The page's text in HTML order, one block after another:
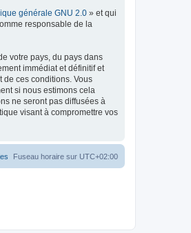
générale GNU 2.0 » et qui
responsable de la
votre pays, du pays dans
immédiat et définitif et
de ces conditions. Vous
si nous estimons cela
ne seront pas diffusées à
visant à compromettre vos
Fuseau horaire sur UTC+02:00